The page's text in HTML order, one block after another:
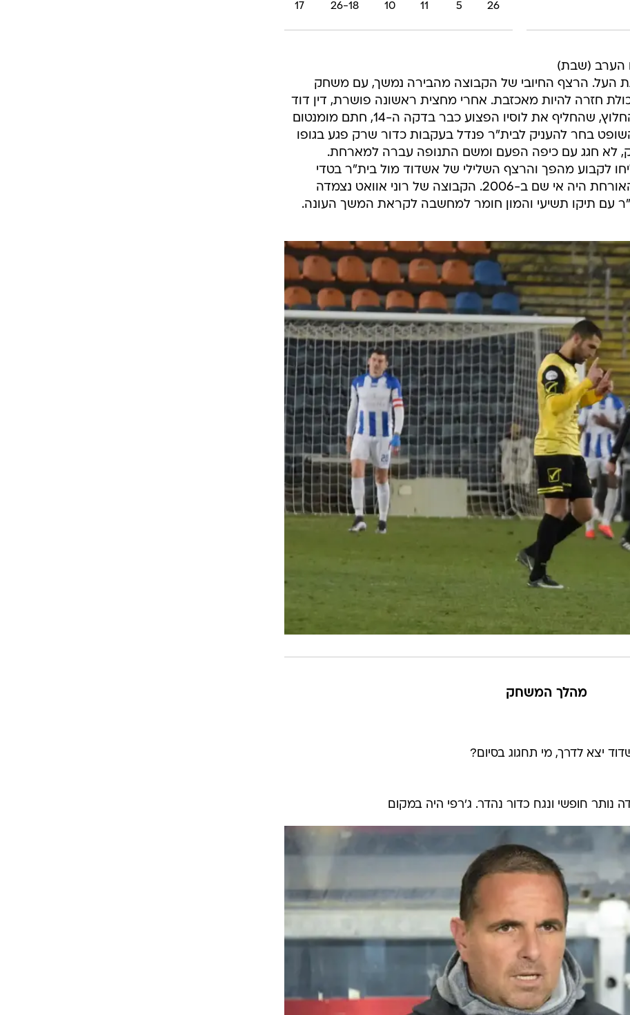
26
5
11
10
26-18
17
הערב (שבת)
המחזור ה-20 בליגת העל. הרצף החיובי של הקבוצה מהבירה נמשך, עם משחק
חזרה להיות מאכזבת. אחרי מחצית ראשונה פושרת, דין דוד
העניק לאורחת שער יתרון נהדר. החלוץ, שהחליף את לוסיו הפצוע כבר בדקה ה-14, חתם מומנטום
בחר להעניק לבית"ר פנדל בעקבות כדור שרק פגע בגופו
לא חגג עם כיפה הפעם ומשם התנופה עברה למארחת.
לקבוע מהפך והרצף השלילי של אשדוד מול בית"ר בטדי
נמשך כאשר הניצחון האחרון של האורחת היה אי שם ב-2006. הקבוצה של רוני אוואט נצמדה
מהלך המשחק
יצא לדרך, מי תחגוג בסיום?
נותר חופשי ונגח כדור נהדר. ג'רפי היה במקום